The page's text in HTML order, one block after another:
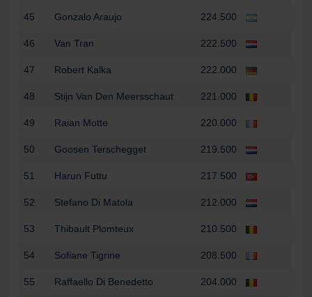
45 Gonzalo Araujo 224.500
46 Van Tran 222.500
47 Robert Kalka 222.000
48 Stijn Van Den Meersschaut 221.000
49 Raian Motte 220.000
50 Goosen Terschegget 219.500
51 Harun Futtu 217.500
52 Stefano Di Matola 212.000
53 Thibault Plomteux 210.500
54 Sofiane Tigrine 208.500
55 Raffaello Di Benedetto 204.000